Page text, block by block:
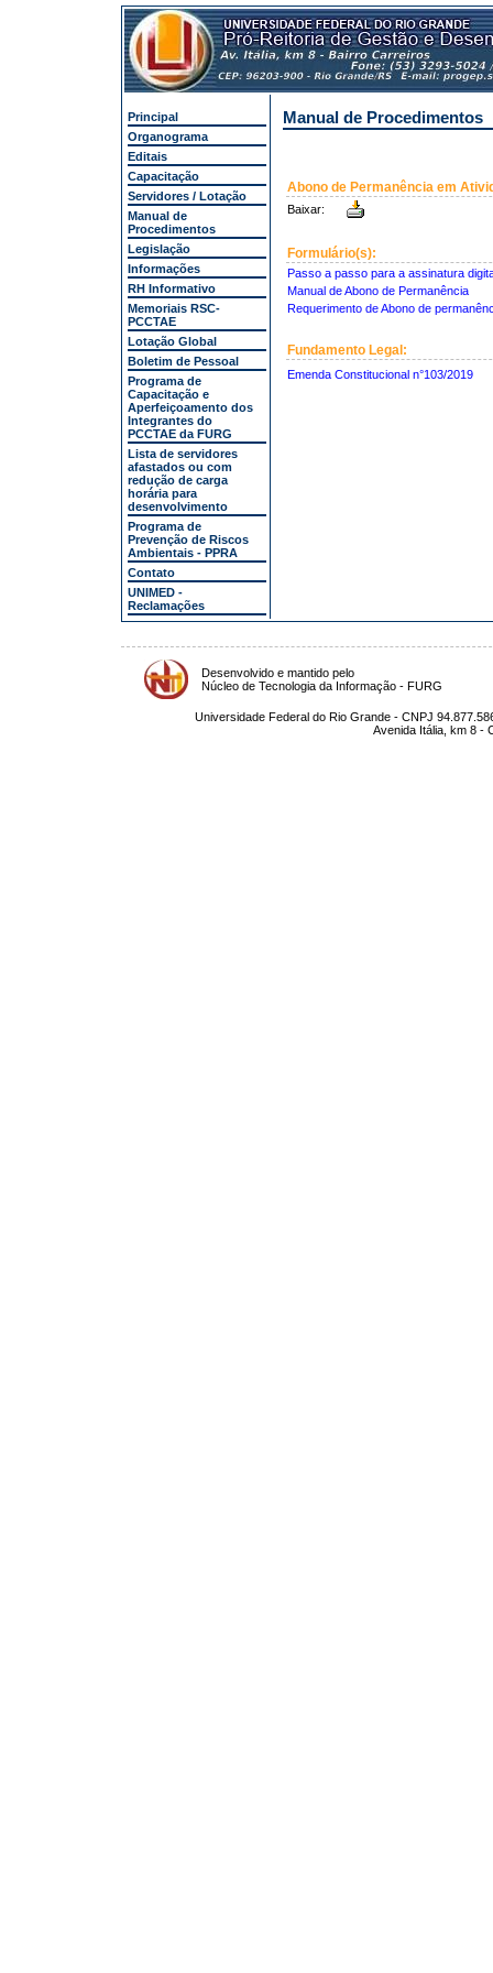
Principal
Organograma
Editais
Capacitação
Servidores / Lotação
Manual de
Procedimentos
Legislação
Informações
RH Informativo
Memoriais RSC-
PCCTAE
Lotação Global
Boletim de Pessoal
Programa de
Capacitação e
Aperfeiçoamento dos
Integrantes do
PCCTAE da FURG
Lista de servidores
afastados ou com
redução de carga
horária para
desenvolvimento
Programa de
Prevenção de Riscos
Ambientais - PPRA
Contato
UNIMED -
Reclamações
Manual de Procedimentos
Abono de Permanência em
Baixar:
Formulário(s):
Passo a passo para a assinatura
Manual de Abono de Permanência
Requerimento de Abono de
Fundamento Legal:
Emenda Constitucional n°103/2019
Desenvolvido e mantido pelo
Núcleo de Tecnologia da Informação - FURG
Universidade Federal do Rio Grande - CNPJ
Avenida Itália, km 8 -